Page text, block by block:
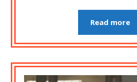
Read more